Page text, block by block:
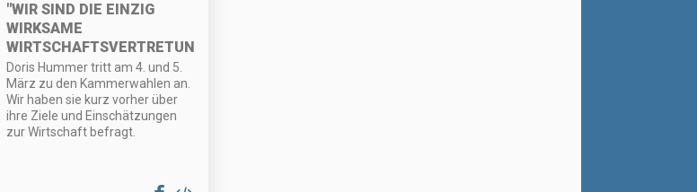
"WIR SIND DIE EINZIG
WIRKSAME
WIRTSCHAFTSVERTRETUNG!”
Doris Hummer tritt am 4. und 5.
März zu den Kammerwahlen an.
Wir haben sie kurz vorher über
ihre Ziele und Einschätzungen
zur Wirtschaft befragt.